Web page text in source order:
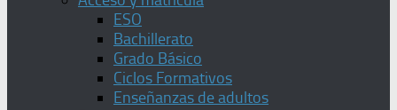
ESO
Bachillerato
Grado Básico
Ciclos Formativos
Enseñanzas de adultos